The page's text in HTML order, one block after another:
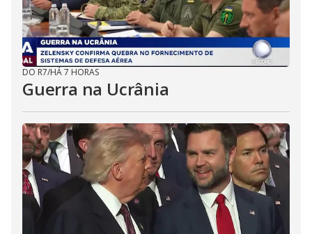
DO R7/HÁ 7 HORAS
Guerra na Ucrânia